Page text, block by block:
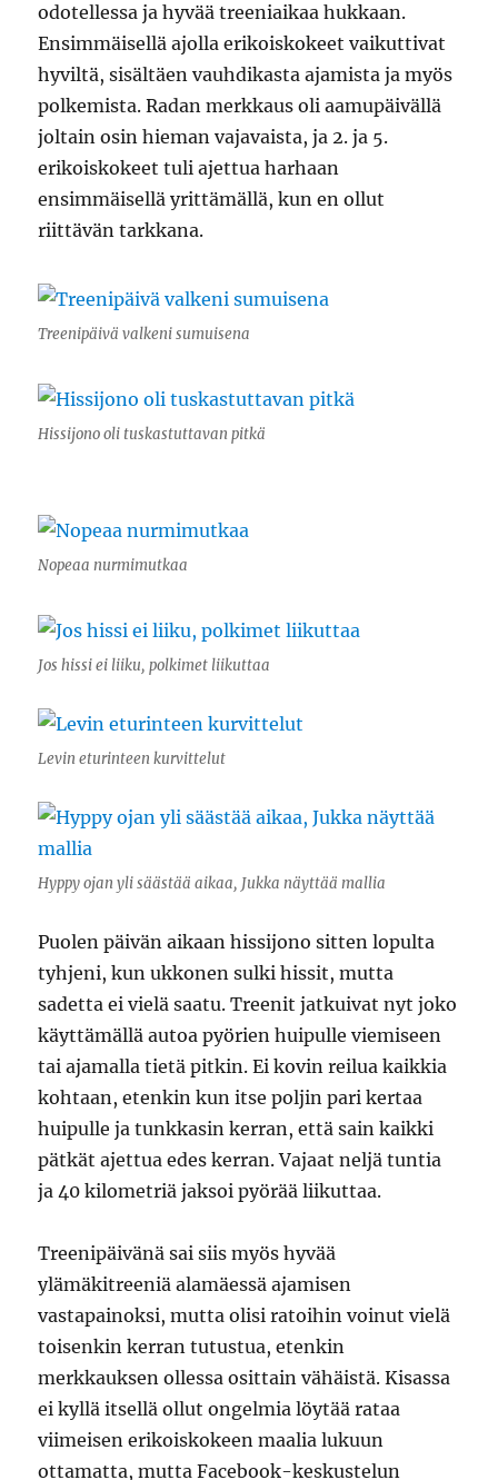
odotellessa ja hyvää treeniaikaa hukkaan.
Ensimmäisellä ajolla erikoiskokeet vaikuttivat
hyviltä, sisältäen vauhdikasta ajamista ja myös
polkemista. Radan merkkaus oli aamupäivällä
joltain osin hieman vajavaista, ja 2. ja 5.
erikoiskokeet tuli ajettua harhaan
ensimmäisellä yrittämällä, kun en ollut
riittävän tarkkana.
Treenipäivä valkeni sumuisena
Hissijono oli tuskastuttavan pitkä
Nopeaa nurmimutkaa
Jos hissi ei liiku, polkimet liikuttaa
Levin eturinteen kurvittelut
Hyppy ojan yli säästää aikaa, Jukka näyttää mallia
Puolen päivän aikaan hissijono sitten lopulta
tyhjeni, kun ukkonen sulki hissit, mutta
sadetta ei vielä saatu. Treenit jatkuivat nyt joko
käyttämällä autoa pyörien huipulle viemiseen
tai ajamalla tietä pitkin. Ei kovin reilua kaikkia
kohtaan, etenkin kun itse poljin pari kertaa
huipulle ja tunkkasin kerran, että sain kaikki
pätkät ajettua edes kerran. Vajaat neljä tuntia
ja 40 kilometriä jaksoi pyörää liikuttaa.
Treenipäivänä sai siis myös hyvää
ylämäkitreeniä alamäessä ajamisen
vastapainoksi, mutta olisi ratoihin voinut vielä
toisenkin kerran tutustua, etenkin
merkkauksen ollessa osittain vähäistä. Kisassa
ei kyllä itsellä ollut ongelmia löytää rataa
viimeisen erikoiskokeen maalia lukuun
ottamatta, mutta Facebook-keskustelun